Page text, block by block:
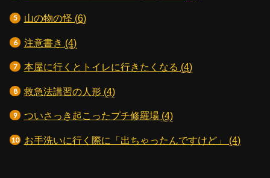
山の物の怪 (6)
注意書き (4)
本屋に行くとトイレに行きたくなる (4)
救急法講習の人形 (4)
ついさっき起こったプチ修羅場 (4)
お手洗いに行く際に「出ちゃったんですけど」 (4)